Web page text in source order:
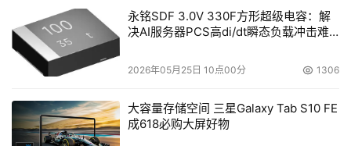
部的CRM项目负责人共同完成，确保知识传递。
第五步：应用培训
应用流程对企业工作人员提供培训。通过培训，企业员工能
够很快熟悉系统，了解自身工作在系统中的角色及如何利用
永铭SDF 3.0V 330F方形超级电容：解
决AI服务器PCS高di/dt瞬态负载冲击难
2026年05月25日 10点00分 1306
大容量存储空间 三星Galaxy Tab S10 FE
成618必购大屏好物